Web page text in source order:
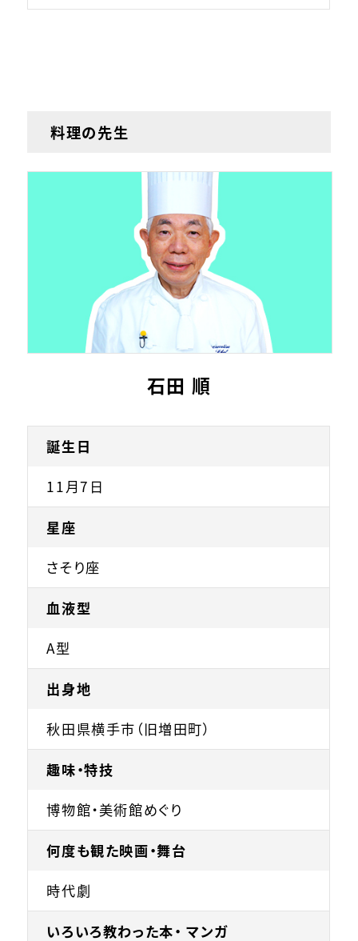
料理の先生
石田 順
誕生日
11月7日
星座
さそり座
血液型
A型
出身地
秋田県横手市（旧増田町）
趣味・特技
博物館・美術館めぐり
何度も観た映画・舞台
時代劇
いろいろ教わった本・ マンガ